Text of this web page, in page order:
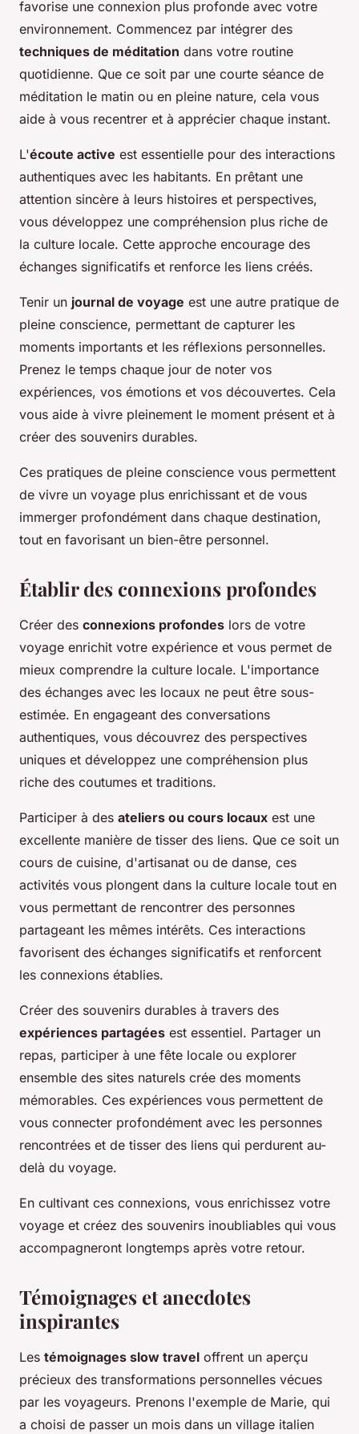
favorise une connexion plus profonde avec votre
environnement. Commencez par intégrer des
techniques de méditation dans votre routine
quotidienne. Que ce soit par une courte séance de
méditation le matin ou en pleine nature, cela vous
aide à vous recentrer et à apprécier chaque instant.
L'écoute active est essentielle pour des interactions
authentiques avec les habitants. En prêtant une
attention sincère à leurs histoires et perspectives,
vous développez une compréhension plus riche de
la culture locale. Cette approche encourage des
échanges significatifs et renforce les liens créés.
Tenir un journal de voyage est une autre pratique de
pleine conscience, permettant de capturer les
moments importants et les réflexions personnelles.
Prenez le temps chaque jour de noter vos
expériences, vos émotions et vos découvertes. Cela
vous aide à vivre pleinement le moment présent et à
créer des souvenirs durables.
Ces pratiques de pleine conscience vous permettent
de vivre un voyage plus enrichissant et de vous
immerger profondément dans chaque destination,
tout en favorisant un bien-être personnel.
Établir des connexions profondes
Créer des connexions profondes lors de votre
voyage enrichit votre expérience et vous permet de
mieux comprendre la culture locale. L'importance
des échanges avec les locaux ne peut être sous-
estimée. En engageant des conversations
authentiques, vous découvrez des perspectives
uniques et développez une compréhension plus
riche des coutumes et traditions.
Participer à des ateliers ou cours locaux est une
excellente manière de tisser des liens. Que ce soit un
cours de cuisine, d'artisanat ou de danse, ces
activités vous plongent dans la culture locale tout en
vous permettant de rencontrer des personnes
partageant les mêmes intérêts. Ces interactions
favorisent des échanges significatifs et renforcent
les connexions établies.
Créer des souvenirs durables à travers des
expériences partagées est essentiel. Partager un
repas, participer à une fête locale ou explorer
ensemble des sites naturels crée des moments
mémorables. Ces expériences vous permettent de
vous connecter profondément avec les personnes
rencontrées et de tisser des liens qui perdurent au-
delà du voyage.
En cultivant ces connexions, vous enrichissez votre
voyage et créez des souvenirs inoubliables qui vous
accompagneront longtemps après votre retour.
Témoignages et anecdotes
inspirantes
Les témoignages slow travel offrent un aperçu
précieux des transformations personnelles vécues
par les voyageurs. Prenons l'exemple de Marie, qui
a choisi de passer un mois dans un village italien